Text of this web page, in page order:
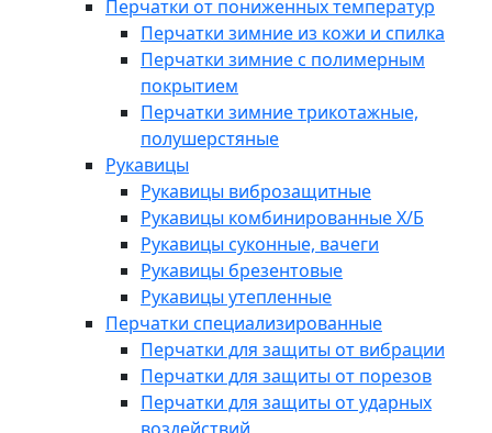
Перчатки от пониженных температур
Перчатки зимние из кожи и спилка
Перчатки зимние с полимерным
покрытием
Перчатки зимние трикотажные,
полушерстяные
Рукавицы
Рукавицы виброзащитные
Рукавицы комбинированные Х/Б
Рукавицы суконные, вачеги
Рукавицы брезентовые
Рукавицы утепленные
Перчатки специализированные
Перчатки для защиты от вибрации
Перчатки для защиты от порезов
Перчатки для защиты от ударных